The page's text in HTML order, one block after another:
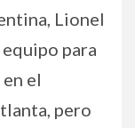
Lionel
para
el
pero